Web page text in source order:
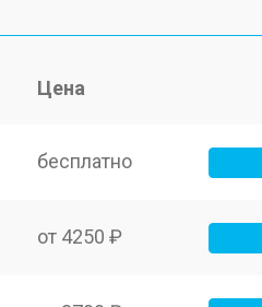
Цена
бесплатно
от 4250 ₽